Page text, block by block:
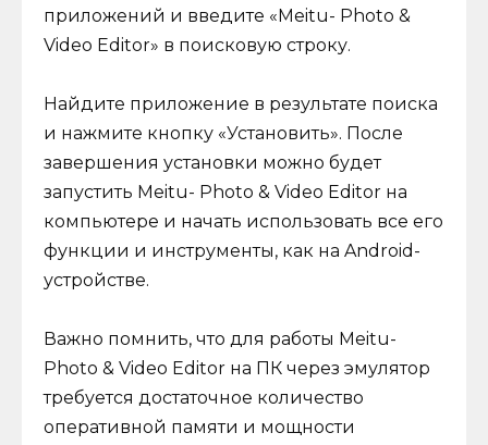
приложений и введите «Meitu- Photo &
Video Editor» в поисковую строку.
Найдите приложение в результате поиска
и нажмите кнопку «Установить». После
завершения установки можно будет
запустить Meitu- Photo & Video Editor на
компьютере и начать использовать все его
функции и инструменты, как на Android-
устройстве.
Важно помнить, что для работы Meitu-
Photo & Video Editor на ПК через эмулятор
требуется достаточное количество
оперативной памяти и мощности